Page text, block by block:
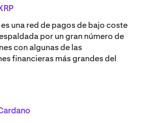
es una red de pagos de bajo coste
por un gran número de
con algunas de las
financieras más grandes del